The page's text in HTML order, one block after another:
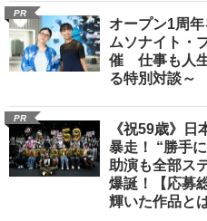
PR
オープン1周
ムソナイト・
催 仕事も人
る特別対談～
PR
《祝59歳》
暴走！ “勝手
助演も全部ス
爆誕！【応募
輝いた作品と